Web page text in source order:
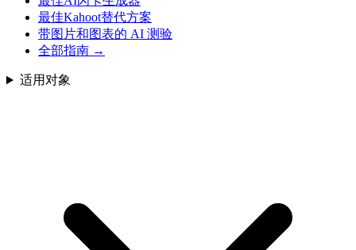
最佳Kahoot替代方案
带图片和图表的 AI 测验
全部指南 →
适用对象